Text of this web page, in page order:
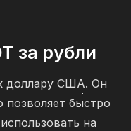
за рубли
доллару США. Он
позволяет быстро
на